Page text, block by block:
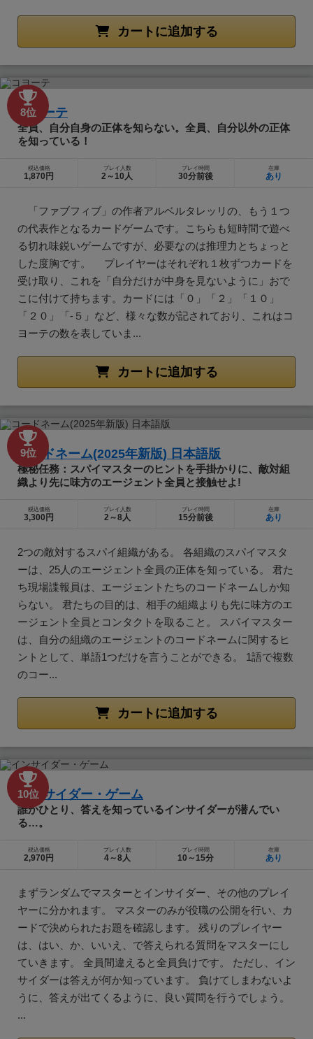
カートに追加する
8位
コヨーテ
全員、自分自身の正体を知らない。全員、自分以外の正体
を知っている！
税込価格
1,870円
プレイ人数
2～10人
プレイ時間
30分前後
在庫
あり
「ファブフィブ」の作者アルベルタレッリの、もう１つ
の代表作となるカードゲームです。こちらも短時間で遊べ
る切れ味鋭いゲームですが、必要なのは推理力とちょっと
した度胸です。 プレイヤーはそれぞれ１枚ずつカードを
受け取り、これを「自分だけが中身を見ないように」おで
こに付けて持ちます。カードには「０」「２」「１０」
「２０」「-５」など、様々な数が記されており、これはコ
ヨーテの数を表していま...
カートに追加する
9位
コードネーム(2025年新版) 日本語版
極秘任務：スパイマスターのヒントを手掛かりに、敵対組
織より先に味方のエージェント全員と接触せよ!
税込価格
3,300円
プレイ人数
2～8人
プレイ時間
15分前後
在庫
あり
2つの敵対するスパイ組織がある。 各組織のスパイマスタ
ーは、25人のエージェント全員の正体を知っている。 君た
ち現場諜報員は、エージェントたちのコードネームしか知
らない。 君たちの目的は、相手の組織よりも先に味方のエ
ージェント全員とコンタクトを取ること。 スパイマスター
は、自分の組織のエージェントのコードネームに関するヒ
ントとして、単語1つだけを言うことができる。 1語で複数
のコー...
カートに追加する
10位
インサイダー・ゲーム
誰かひとり、答えを知っているインサイダーが潜んでい
る…。
税込価格
2,970円
プレイ人数
4～8人
プレイ時間
10～15分
在庫
あり
まずランダムでマスターとインサイダー、その他のプレイ
ヤーに分かれます。 マスターのみが役職の公開を行い、カ
ードで決められたお題を確認します。 残りのプレイヤー
は、はい、か、いいえ、で答えられる質問をマスターにし
ていきます。 全員間違えると全員負けです。 ただし、イン
サイダーは答えが何か知っています。 負けてしまわないよ
うに、答えが出てくるように、良い質問を行うでしょう。
...